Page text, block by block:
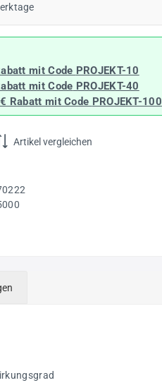
mit Code PROJEKT-10
mit Code PROJEKT-40
Rabatt mit Code PROJEKT-100
Artikel vergleichen